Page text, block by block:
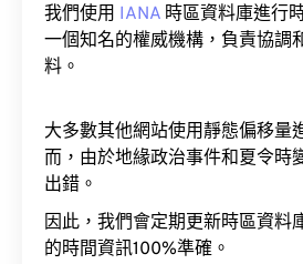
我們使用 IANA 時區資料庫進行
一個知名的權威機構，負責協調
料。
大多數其他網站使用靜態偏移量
而，由於地緣政治事件和夏令時
出錯。
因此，我們會定期更新時區資料
的時間資訊100%準確。